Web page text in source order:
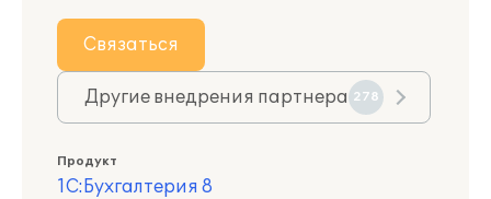
Связаться
Другие внедрения партнера 278
Продукт
1С:Бухгалтерия 8